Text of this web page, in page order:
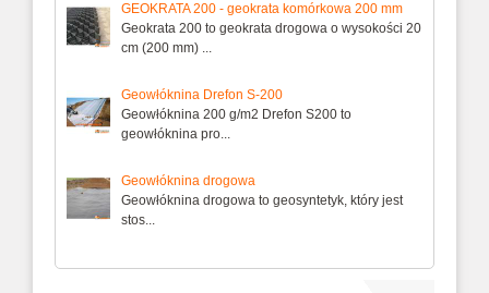
GEOKRATA 200 - geokrata komórkowa 200 mm
Geokrata 200 to geokrata drogowa o wysokości 20
cm (200 mm) ...
Geowłóknina Drefon S-200
Geowłóknina 200 g/m2 Drefon S200 to
geowłóknina pro...
Geowłóknina drogowa
Geowłóknina drogowa to geosyntetyk, który jest
stos...